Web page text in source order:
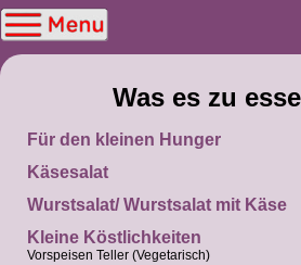
Was es zu
Für den kleinen Hunger
Käsesalat
Wurstsalat/ Wurstsalat mit Käse
Kleine Köstlichkeiten
Vorspeisen Teller (Vegetarisch)